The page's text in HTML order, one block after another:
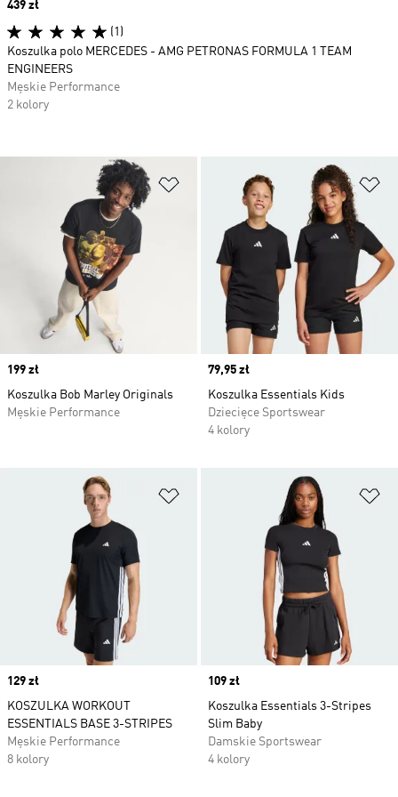
Dodaj do listy życzeń
Price
199 zł
Koszulka Bob Marley Originals
Męskie Performance
Price
79,95 zł
Koszulka Essentials Kids
Dziecięce Sportswear
4 kolory
Dodaj do listy życzeń
Price
129 zł
KOSZULKA WORKOUT
ESSENTIALS BASE 3-STRIPES
Męskie Performance
8 kolory
Price
109 zł
Koszulka Essentials 3-Stripes
Slim Baby
Damskie Sportswear
4 kolory
Price
439 zł
(1)
Koszulka polo MERCEDES - AMG PETRONAS FORMULA 1 TEAM
ENGINEERS
Męskie Performance
2 kolory